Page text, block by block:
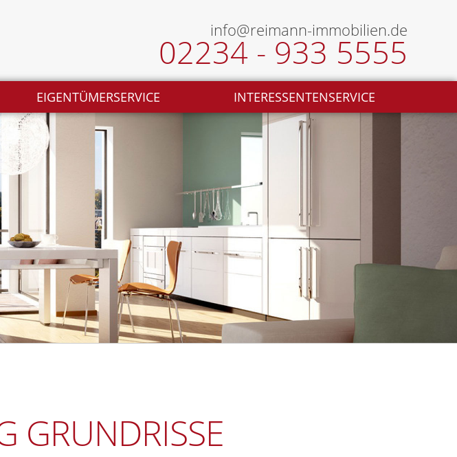
info@reimann-immobilien.de
02234 - 933 5555
EIGENTÜMERSERVICE INTERESSENTENSERVICE
GRUNDRISSE